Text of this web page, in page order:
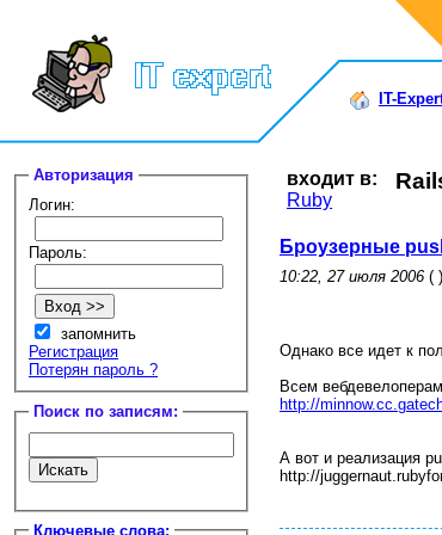
IT-
Авторизация
Логин:
Пароль:
запомнить
Регистрация
Потерян пароль ?
Поиск по записям:
Ключевые слова:
входит в:
Ruby
Броузерные
10:22, 27 июля 2006 ( )
Однако все идет к
Всем
http://
А вот и реализация
http://